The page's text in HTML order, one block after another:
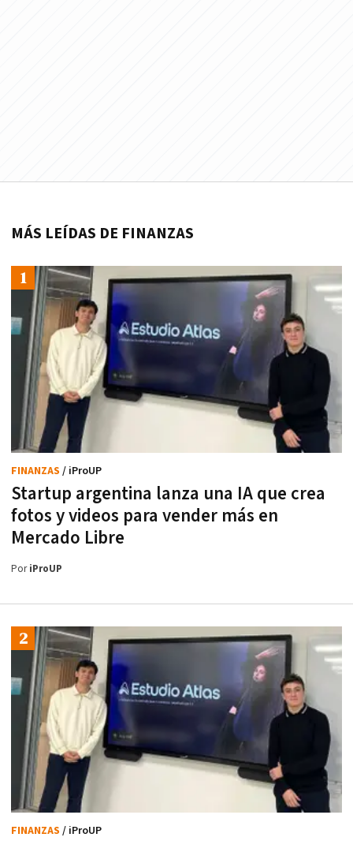
MÁS LEÍDAS DE FINANZAS
Startup argentina lanza una IA que crea
fotos y videos para vender más en
Mercado Libre
FINANZAS / iProUP
PoriProUP
FINANZAS / iProUP